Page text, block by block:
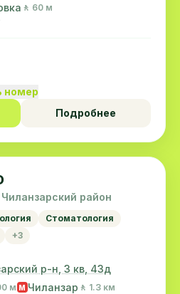
🚶 60 м
номер
Подробнее
Чиланзарский район
Стоматология
+3
р-н, 3 кв, 43д
м M Чиланзар 🚶 1.3 км